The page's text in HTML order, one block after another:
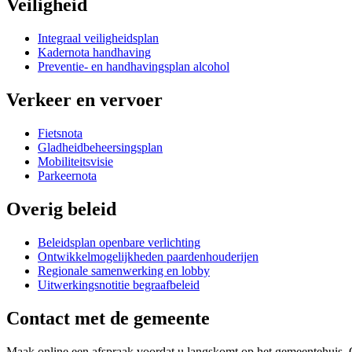
Veiligheid
Integraal veiligheidsplan
Kadernota handhaving
Preventie- en handhavingsplan alcohol
Verkeer en vervoer
Fietsnota
Gladheidbeheersingsplan
Mobiliteitsvisie
Parkeernota
Overig beleid
Beleidsplan openbare verlichting
Ontwikkelmogelijkheden paardenhouderijen
Regionale samenwerking en lobby
Uitwerkingsnotitie begraafbeleid
Contact met de gemeente